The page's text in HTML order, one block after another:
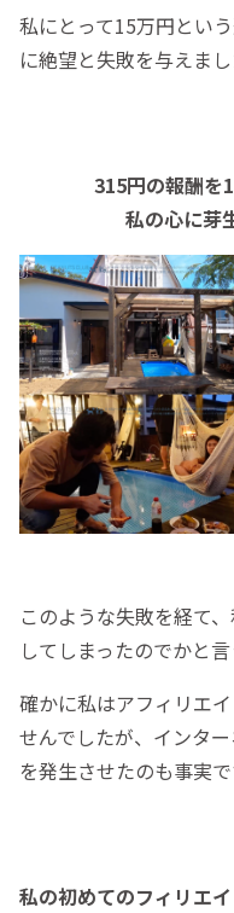
私にとって15万円とい
に絶望と失敗を与えまし
315円の報酬を
私の心に芽
このような失敗を経て
してしまったのでかと
確かに私はアフィリエ
せんでしたが、インタ
を発生させたのも事実で
私の初めてのフィリエ